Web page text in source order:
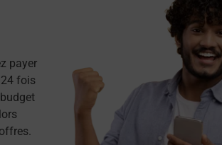
payer
fois